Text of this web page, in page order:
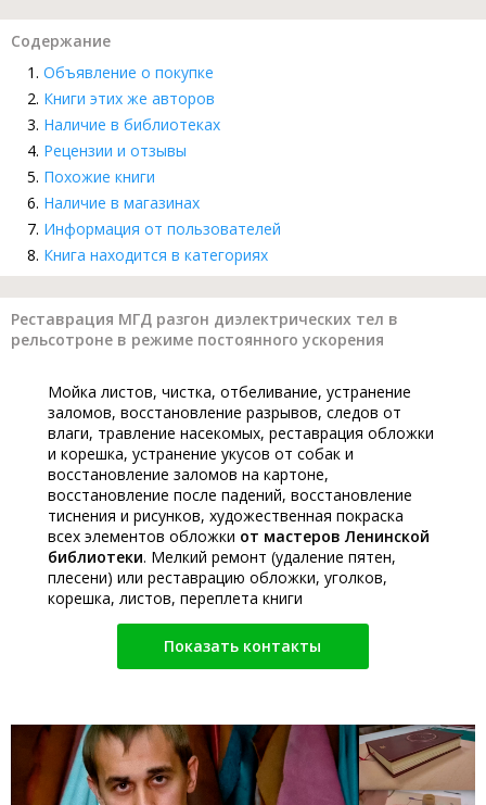
Содержание
Объявление о покупке
Книги этих же авторов
Наличие в библиотеках
Рецензии и отзывы
Похожие книги
Наличие в магазинах
Информация от пользователей
Книга находится в категориях
Реставрация МГД разгон диэлектрических тел в
рельсотроне в режиме постоянного ускорения
Мойка листов, чистка, отбеливание, устранение
заломов, восстановление разрывов, следов от
влаги, травление насекомых, реставрация обложки
и корешка, устранение укусов от собак и
восстановление заломов на картоне,
восстановление после падений, восстановление
тиснения и рисунков, художественная покраска
всех элементов обложки от мастеров Ленинской
библиотеки. Мелкий ремонт (удаление пятен,
плесени) или реставрацию обложки, уголков,
корешка, листов, переплета книги
Показать контакты